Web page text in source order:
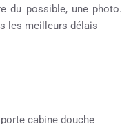
du possible, une photo.
les meilleurs délais
cabine douche